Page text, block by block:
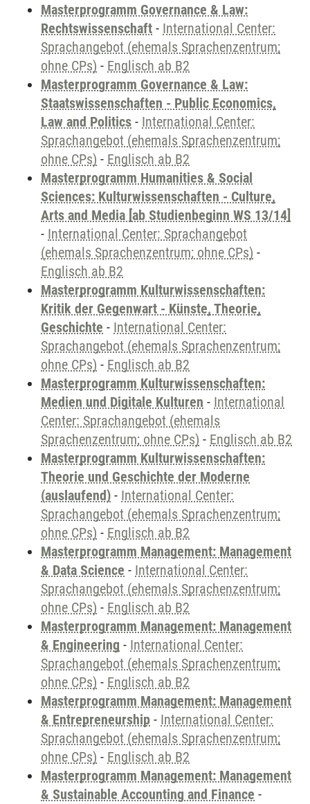
Masterprogramm Governance & Law:
Rechtswissenschaft - International Center:
Sprachangebot (ehemals Sprachenzentrum;
ohne CPs) - Englisch ab B2
Masterprogramm Governance & Law:
Staatswissenschaften - Public Economics,
Law and Politics - International Center:
Sprachangebot (ehemals Sprachenzentrum;
ohne CPs) - Englisch ab B2
Masterprogramm Humanities & Social
Sciences: Kulturwissenschaften - Culture,
Arts and Media [ab Studienbeginn WS 13/14]
- International Center: Sprachangebot
(ehemals Sprachenzentrum; ohne CPs) -
Englisch ab B2
Masterprogramm Kulturwissenschaften:
Kritik der Gegenwart - Künste, Theorie,
Geschichte - International Center:
Sprachangebot (ehemals Sprachenzentrum;
ohne CPs) - Englisch ab B2
Masterprogramm Kulturwissenschaften:
Medien und Digitale Kulturen - International
Center: Sprachangebot (ehemals
Sprachenzentrum; ohne CPs) - Englisch ab B2
Masterprogramm Kulturwissenschaften:
Theorie und Geschichte der Moderne
(auslaufend) - International Center:
Sprachangebot (ehemals Sprachenzentrum;
ohne CPs) - Englisch ab B2
Masterprogramm Management: Management
& Data Science - International Center:
Sprachangebot (ehemals Sprachenzentrum;
ohne CPs) - Englisch ab B2
Masterprogramm Management: Management
& Engineering - International Center:
Sprachangebot (ehemals Sprachenzentrum;
ohne CPs) - Englisch ab B2
Masterprogramm Management: Management
& Entrepreneurship - International Center:
Sprachangebot (ehemals Sprachenzentrum;
ohne CPs) - Englisch ab B2
Masterprogramm Management: Management
& Sustainable Accounting and Finance -